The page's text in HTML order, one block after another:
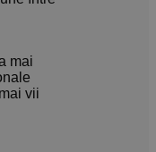
mai
vii